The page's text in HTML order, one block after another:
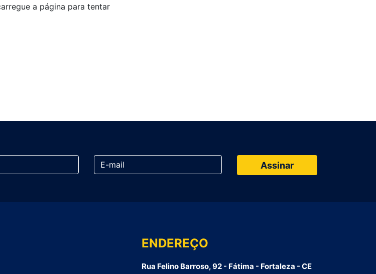
a página para tentar
ENDEREÇO
Rua Felino Barroso, 92 - Fátima - Fortaleza - CE